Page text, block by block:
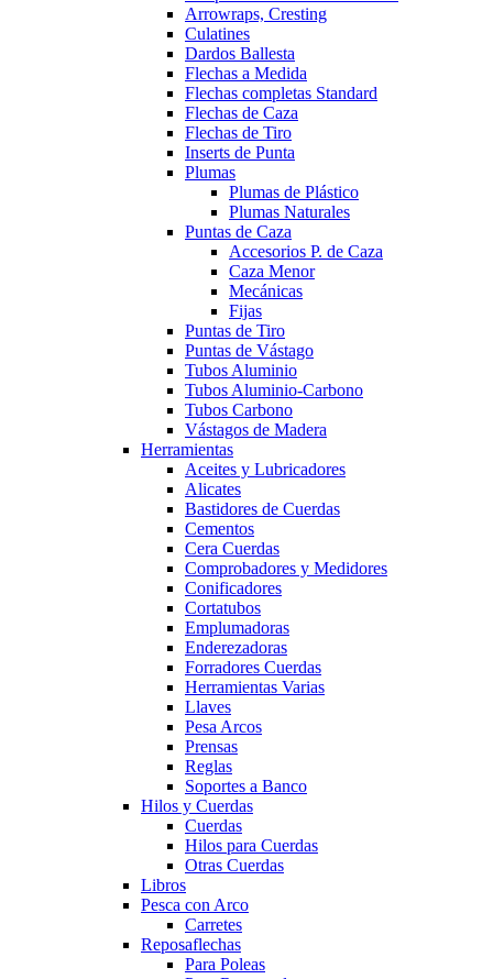
Arrowraps, Cresting
Culatines
Dardos Ballesta
Flechas a Medida
Flechas completas Standard
Flechas de Caza
Flechas de Tiro
Inserts de Punta
Plumas
Plumas de Plástico
Plumas Naturales
Puntas de Caza
Accesorios P. de Caza
Caza Menor
Mecánicas
Fijas
Puntas de Tiro
Puntas de Vástago
Tubos Aluminio
Tubos Aluminio-Carbono
Tubos Carbono
Vástagos de Madera
Herramientas
Aceites y Lubricadores
Alicates
Bastidores de Cuerdas
Cementos
Cera Cuerdas
Comprobadores y Medidores
Conificadores
Cortatubos
Emplumadoras
Enderezadoras
Forradores Cuerdas
Herramientas Varias
Llaves
Pesa Arcos
Prensas
Reglas
Soportes a Banco
Hilos y Cuerdas
Cuerdas
Hilos para Cuerdas
Otras Cuerdas
Libros
Pesca con Arco
Carretes
Reposaflechas
Para Poleas